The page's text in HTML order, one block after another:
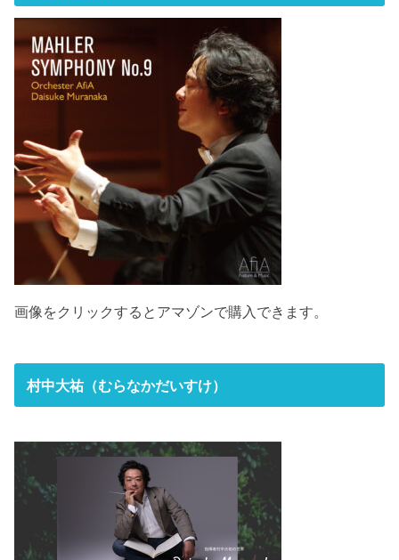
画像をクリックするとアマゾンで購入できます。
村中大祐（むらなかだいすけ）